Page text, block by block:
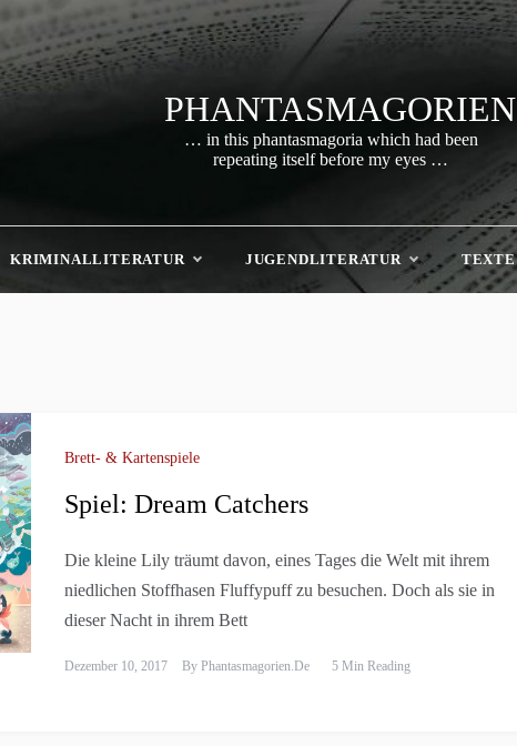
PHANTASMAGORIEN
… in this phantasmagoria which had been
repeating itself before my eyes …
KRIMINALLITERATUR JUGENDLITERATUR TEXTE
Brett- & Kartenspiele
Spiel: Dream Catchers
Die kleine Lily träumt davon, eines Tages die Welt mit ihrem
niedlichen Stoffhasen Fluffypuff zu besuchen. Doch als sie in
dieser Nacht in ihrem Bett
Dezember 10, 2017 By Phantasmagorien.de 5 Min Reading